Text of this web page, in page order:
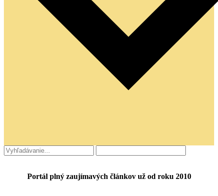
Portál plný zaujímavých článkov už od roku 2010